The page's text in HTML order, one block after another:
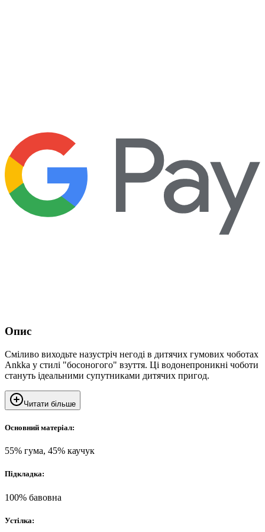
Опис
Сміливо виходьте назустріч негоді в дитячих гумових чоботах
Ankka у стилі "босоногого" взуття. Ці водонепроникні чоботи
стануть ідеальними супутниками дитячих пригод.
Читати більше
Основний матеріал:
55% гума, 45% каучук
Підкладка:
100% бавовна
Устілка: